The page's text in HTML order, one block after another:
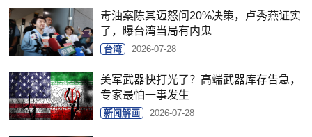
毒油案陈其迈怒问20%决策，卢秀燕证实
了，曝台湾当局有内鬼
台湾 2026-07-28
美军武器快打光了？高端武器库存告急，
专家最怕一事发生
新闻解画 2026-07-28